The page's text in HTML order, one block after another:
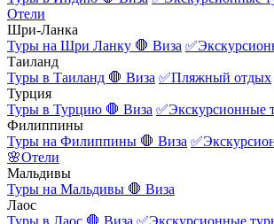
Отели
Шри-Ланка
Туры на Шри Ланку 🛑 Виза
Таиланд
Туры в Таиланд 🛑 Виза ✅Пляжный отдых
Турция
Туры в Турцию 🛑 Виза ✅Экскурсионные
Филиппины
Туры на Филиппины 🛑 Виза
🌸Отели
Мальдивы
Туры на Мальдивы 🛑 Виза
Лаос
Туры в Лаос 🛑 Виза ✅Экскурсионные